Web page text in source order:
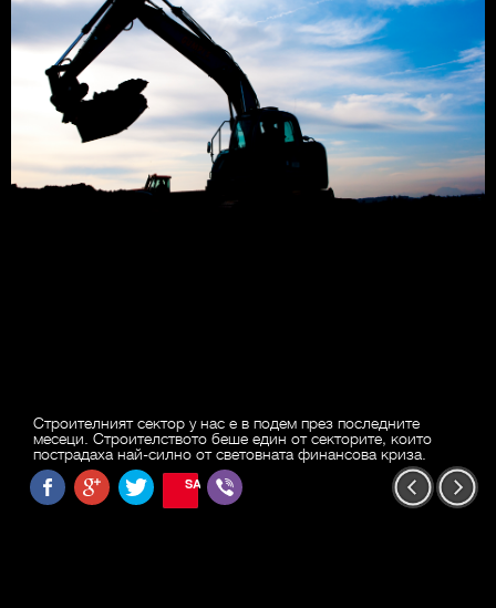
Строителният сектор у нас е в подем през последните
месеци. Строителството беше един от секторите, които
пострадаха най-силно от световната финансова криза.
SAVE